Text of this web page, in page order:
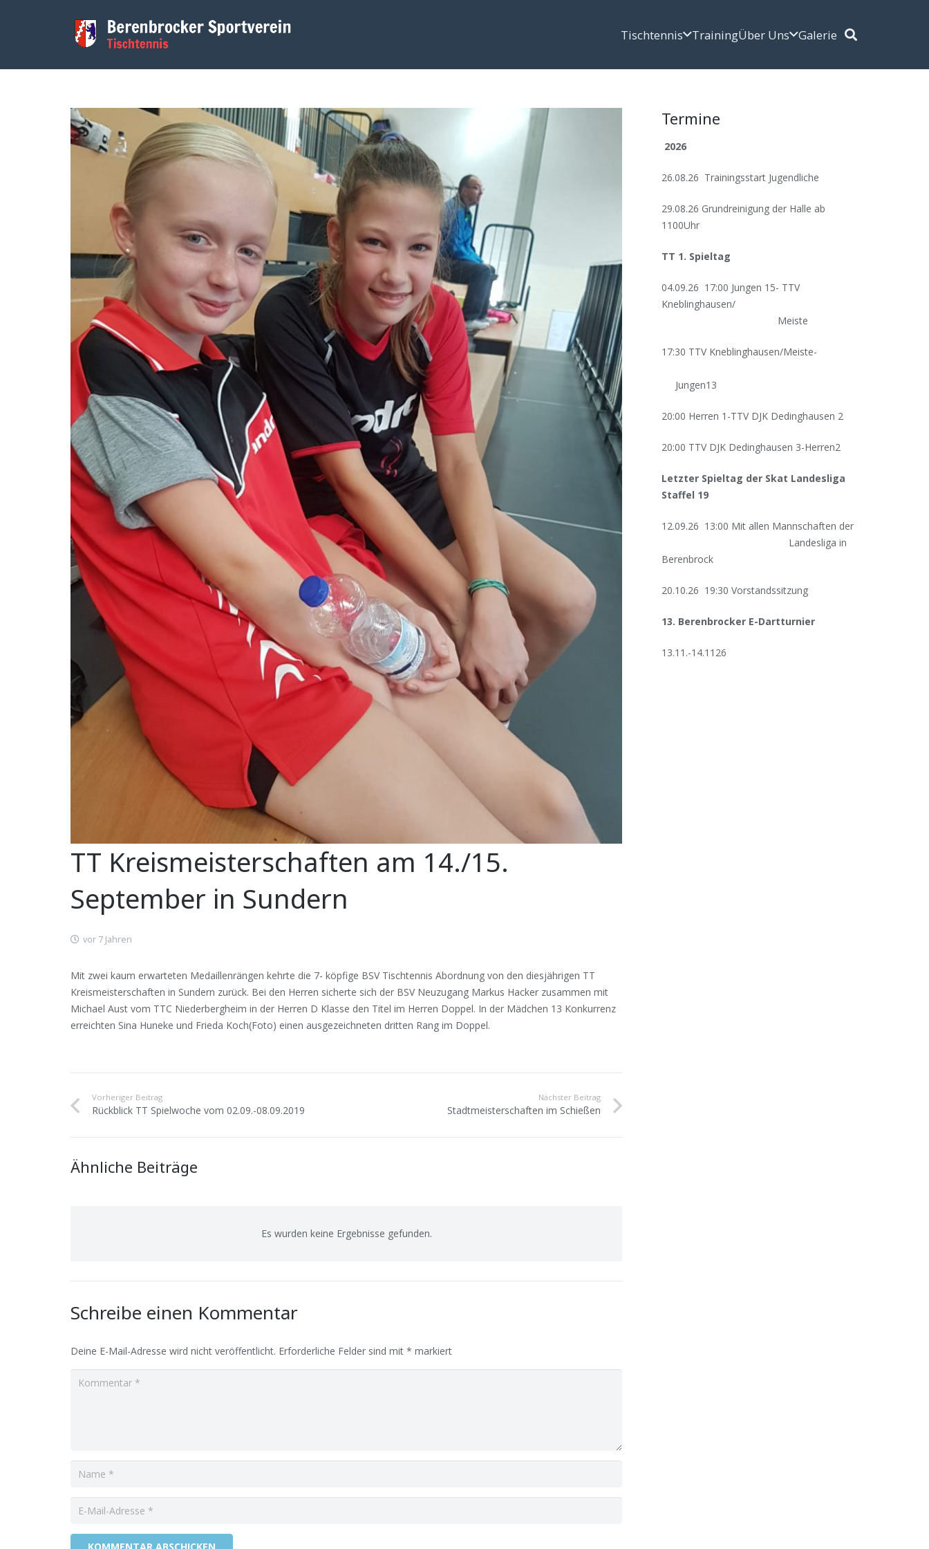
Tischtennis TrainingÜber Uns Galerie
TT Kreismeisterschaften am 14./15.
September in Sundern
vor 7 Jahren
Mit zwei kaum erwarteten Medaillenrängen kehrte die 7- köpfige BSV Tischtennis Abordnung von den diesjährigen TT
Kreismeisterschaften in Sundern zurück. Bei den Herren sicherte sich der BSV Neuzugang Markus Hacker zusammen mit
Michael Aust vom TTC Niederbergheim in der Herren D Klasse den Titel im Herren Doppel. In der Mädchen 13 Konkurrenz
erreichten Sina Huneke und Frieda Koch(Foto) einen ausgezeichneten dritten Rang im Doppel.
Vorheriger Beitrag
Rückblick TT Spielwoche vom 02.09.-08.09.2019
Nächster Beitrag
Stadtmeisterschaften im Schießen
Ähnliche Beiträge
Es wurden keine Ergebnisse gefunden.
Schreibe einen Kommentar
Deine E-Mail-Adresse wird nicht veröffentlicht. Erforderliche Felder sind mit * markiert
Termine
2026
26.08.26 Trainingsstart Jugendliche
29.08.26 Grundreinigung der Halle ab
1100Uhr
TT 1. Spieltag
04.09.26 17:00 Jungen 15- TTV
Kneblinghausen/
Meiste
17:30 TTV Kneblinghausen/Meiste-
Jungen13
20:00 Herren 1-TTV DJK Dedinghausen 2
20:00 TTV DJK Dedinghausen 3-Herren2
Letzter Spieltag der Skat Landesliga
Staffel 19
12.09.26 13:00 Mit allen Mannschaften der
Landesliga in
Berenbrock
20.10.26 19:30 Vorstandssitzung
13. Berenbrocker E-Dartturnier
13.11.-14.1126